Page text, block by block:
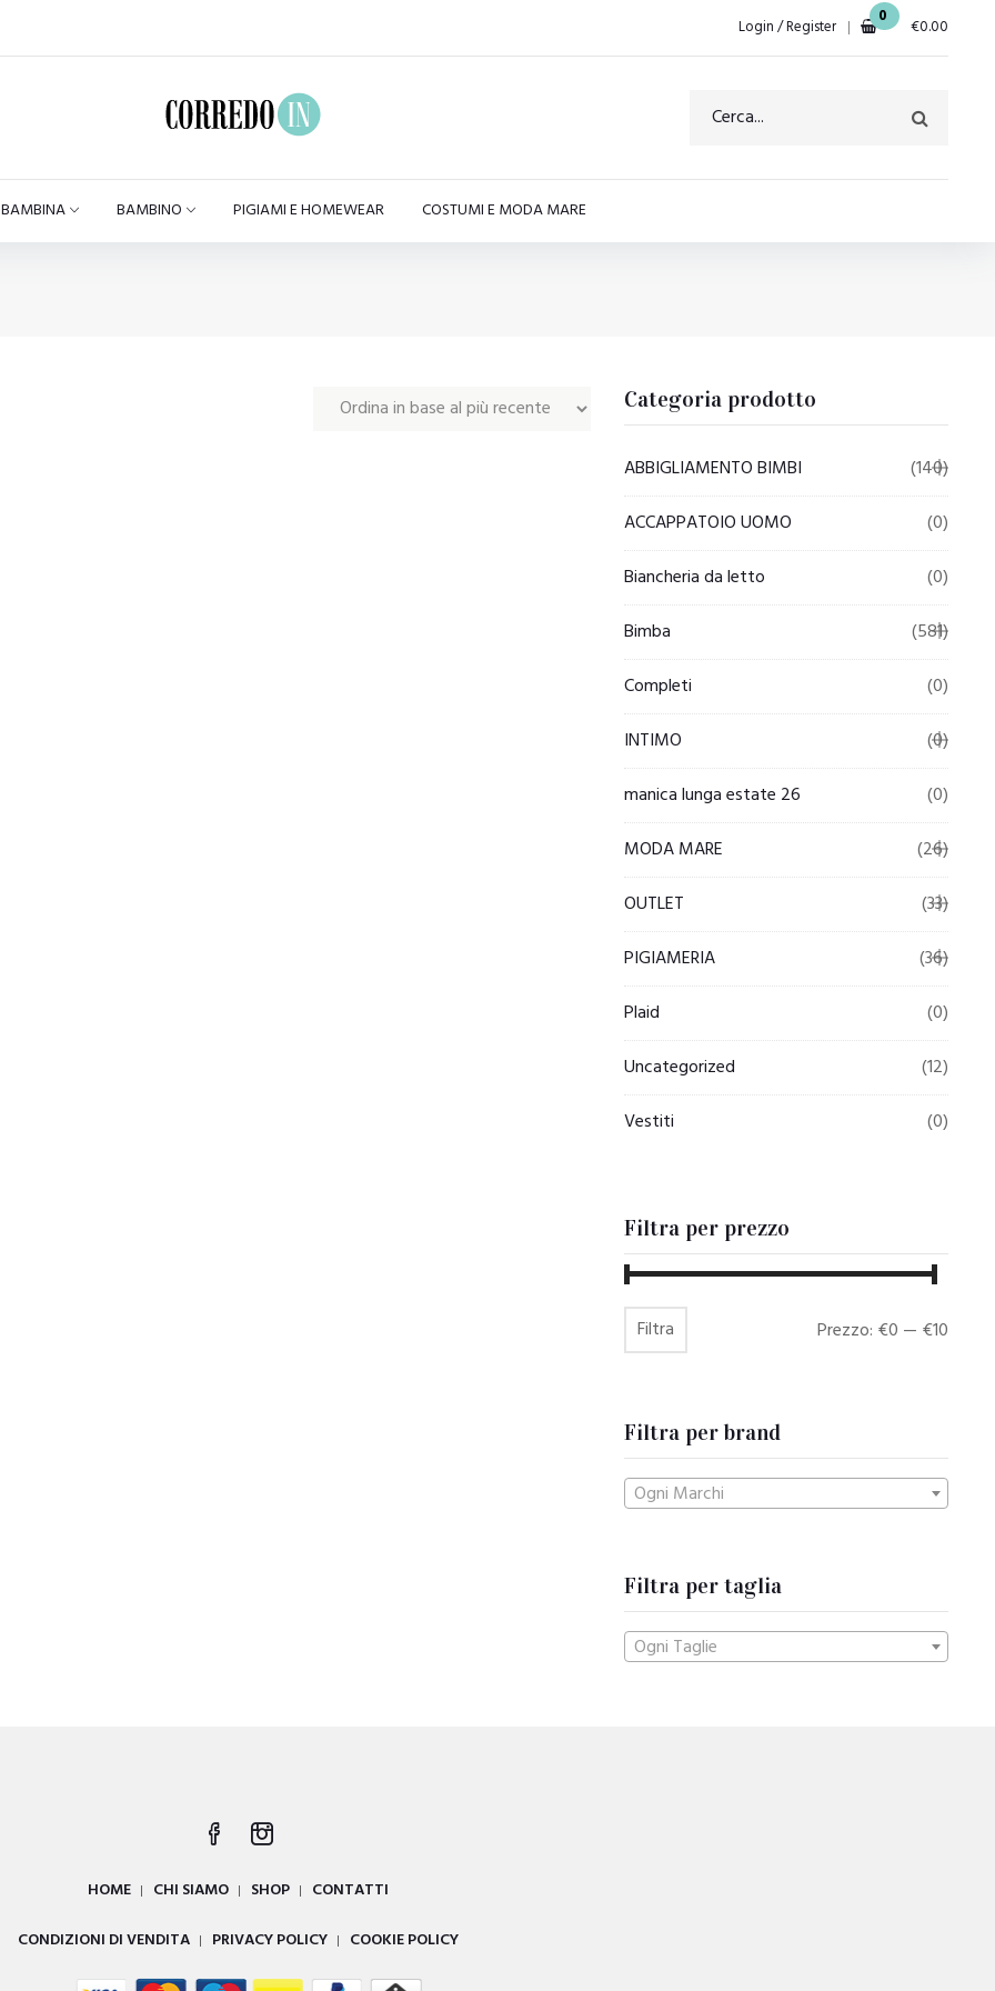
Login / Register 0 €0.00
BAMBINA BAMBINO PIGIAMI E HOMEWEAR COSTUMI E MODA MARE
Categoria prodotto
ABBIGLIAMENTO BIMBI
(140)
ACCAPPATOIO UOMO
(0)
Biancheria da letto
(0)
Bimba
(581)
Completi
(0)
INTIMO
(0)
manica lunga estate 26
(0)
MODA MARE
(26)
OUTLET
(33)
PIGIAMERIA
(36)
Plaid
(0)
Uncategorized
(12)
Vestiti
(0)
Filtra per prezzo
Prezzo
Prezzo
Filtra Prezzo: €0 — €10
Filtra per brand
Ogni Marchi
Filtra per taglia
Ogni Taglie
HOME CHI SIAMO SHOP
CONTATTI
CONDIZIONI DI VENDITA
PRIVACY POLICY COOKIE POLICY